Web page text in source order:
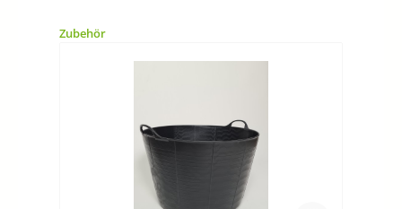
Produktgalerie überspringen
Zubehör